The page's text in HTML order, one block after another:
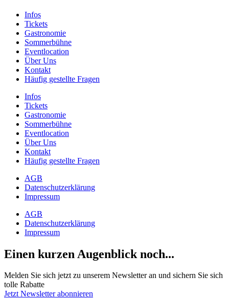
Infos
Tickets
Gastronomie
Sommerbühne
Eventlocation
Über Uns
Kontakt
Häufig gestellte Fragen
Infos
Tickets
Gastronomie
Sommerbühne
Eventlocation
Über Uns
Kontakt
Häufig gestellte Fragen
AGB
Datenschutzerklärung
Impressum
AGB
Datenschutzerklärung
Impressum
Einen kurzen Augenblick noch...
Melden Sie sich jetzt zu unserem Newsletter an und sichern Sie sich
tolle Rabatte
Jetzt Newsletter abonnieren